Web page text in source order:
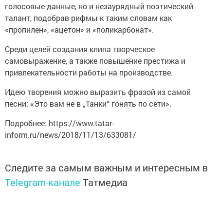
голосовые данные, но и незаурядный поэтический
талант, подобрав рифмы к таким словам как
«пропилен», «ацетон» и «поликарбонат».
Среди целей создания клипа творческое
самовыражение, а также повышение престижа и
привлекательности работы на производстве.
Идею творения можно выразить фразой из самой
песни: «Это вам не в „Танки“ гонять по сети».
Подробнее: https://www.tatar-
inform.ru/news/2018/11/13/633081/
Следите за самым важным и интересным в
Telegram-канале Татмедиа